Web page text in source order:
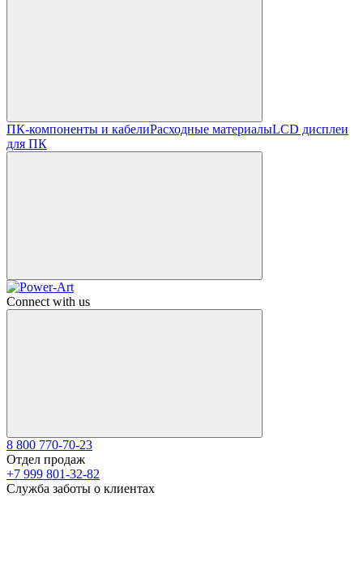
ПК-компоненты и кабелиРасходные материалыLCD дисплеи
для ПК
Connect with us
8 800 770-70-23
Отдел продаж
+7 999 801-32-82
Служба заботы о клиентах